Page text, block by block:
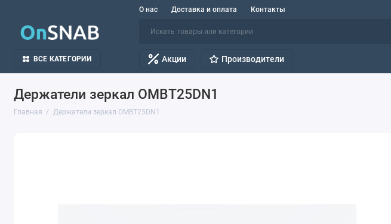
О нас Доставка и оплата Контакты
ВСЕ КАТЕГОРИИ Акции Производители
Держатели зеркал OMBT25DN1
Главная Держатели зеркал OMBT25DN1